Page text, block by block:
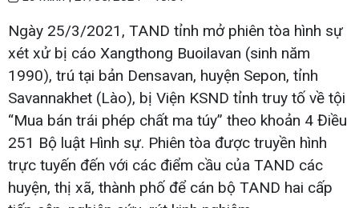
Ngày 25/3/2021, TAND tỉnh mở phiên tòa hình sự
xét xử bị cáo Xangthong Buoilavan (sinh năm
1990), trú tại bản Densavan, huyện Sepon, tỉnh
Savannakhet (Lào), bị Viện KSND tỉnh truy tố về tội
“Mua bán trái phép chất ma túy” theo khoản 4 Điều
251 Bộ luật Hình sự. Phiên tòa được truyền hình
trực tuyến đến với các điểm cầu của TAND các
huyện, thị xã, thành phố để cán bộ TAND hai cấp